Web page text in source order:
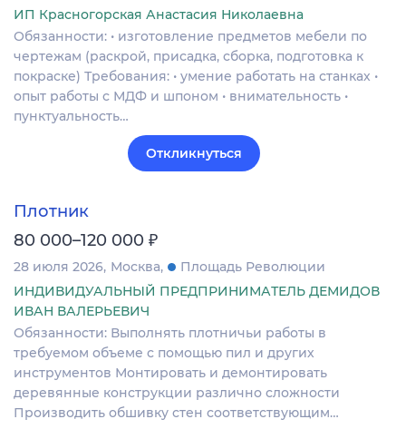
ИП Красногорская Анастасия Николаевна
Обязанности: • изготовление предметов мебели по
чертежам (раскрой, присадка, сборка, подготовка к
покраске) Требования: • умение работать на станках •
опыт работы с МДФ и шпоном • внимательность •
пунктуальность…
Откликнуться
Плотник
80 000–120 000 ₽
28 июля 2026 Москва
Площадь Революции
ИНДИВИДУАЛЬНЫЙ ПРЕДПРИНИМАТЕЛЬ ДЕМИДОВ
ИВАН ВАЛЕРЬЕВИЧ
Обязанности: Выполнять плотничьи работы в
требуемом объеме с помощью пил и других
инструментов Монтировать и демонтировать
деревянные конструкции различно сложности
Производить обшивку стен соответствующим…